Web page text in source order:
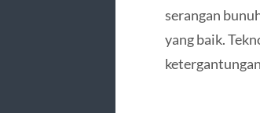
serangan
yang baik.